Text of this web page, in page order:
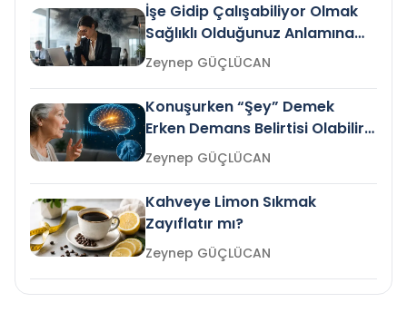
İşe Gidip Çalışabiliyor Olmak
Sağlıklı Olduğunuz Anlamına
Gelir mi?Zeynep GÜÇLÜCAN
Konuşurken “Şey” Demek
Erken Demans Belirtisi Olabilir
mi?
Zeynep GÜÇLÜCAN
Kahveye Limon Sıkmak
Zayıflatır mı?
Zeynep GÜÇLÜCAN